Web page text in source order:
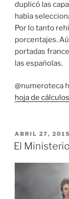
duplicó las
había
Por lo tanto
porcentajes.
portadas
las españolas.
@numeroteca
hoja de
PUBLICADO
EL
ABRIL 27, 2015
El